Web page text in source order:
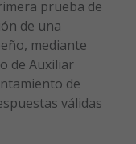
prueba de
de una
mediante
de Auxiliar
de
válidas